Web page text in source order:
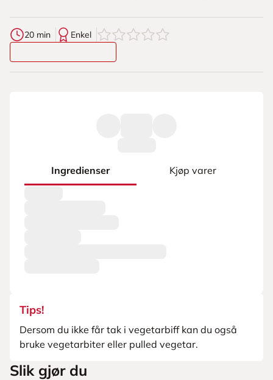
20 min Enkel 0av5stjerner
Ingredienser Kjøp varer
Tips!
Dersom du ikke får tak i vegetarbiff kan du også
bruke vegetarbiter eller pulled vegetar.
Slik gjør du